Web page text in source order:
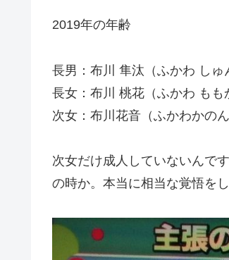
2019年の年齢
長男：布川 隼汰（ふかわ しゅ
長女：布川 桃花（ふかわ もも
次女：布川花音（ふかわかの
次女だけ成人していないんで
の時か。本当に相当な覚悟を